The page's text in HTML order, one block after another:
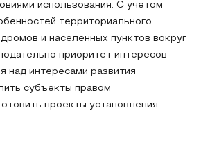
использования. С учетом
территориального
и населенных пунктов вокруг
приоритет интересов
над интересами развития
субъекты правом
проекты установления